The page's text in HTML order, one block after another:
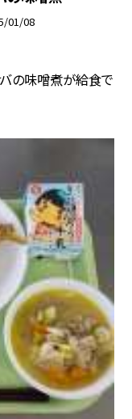
01/08
バの味噌煮が給食で